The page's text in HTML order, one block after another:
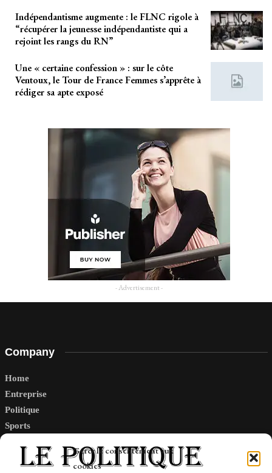
Gérer le consentement aux
cookies
Indépendantisme augmente : le FLNC rigole à
“récupérer la jeunesse indépendantiste qui a
rejoint les rangs du RN”
Une « certaine confession » : sur le côte
Ventoux, le Tour de France Femmes s’apprête à
rédiger sa apte exposé
- Advertisement -
Company
Home
Entreprise
Politique
Sports